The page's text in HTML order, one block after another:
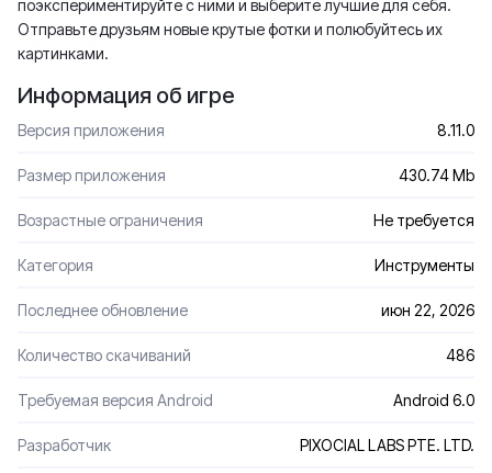
поэкспериментируйте с ними и выберите лучшие для себя.
Отправьте друзьям новые крутые фотки и полюбуйтесь их
картинками.
Информация об игре
Версия приложения 8.11.0
Размер приложения 430.74 Mb
Возрастные ограничения Не требуется
Категория Инструменты
Последнее обновление июн 22, 2026
Количество скачиваний 486
Требуемая версия Android Android 6.0
Разработчик PIXOCIAL LABS PTE. LTD.